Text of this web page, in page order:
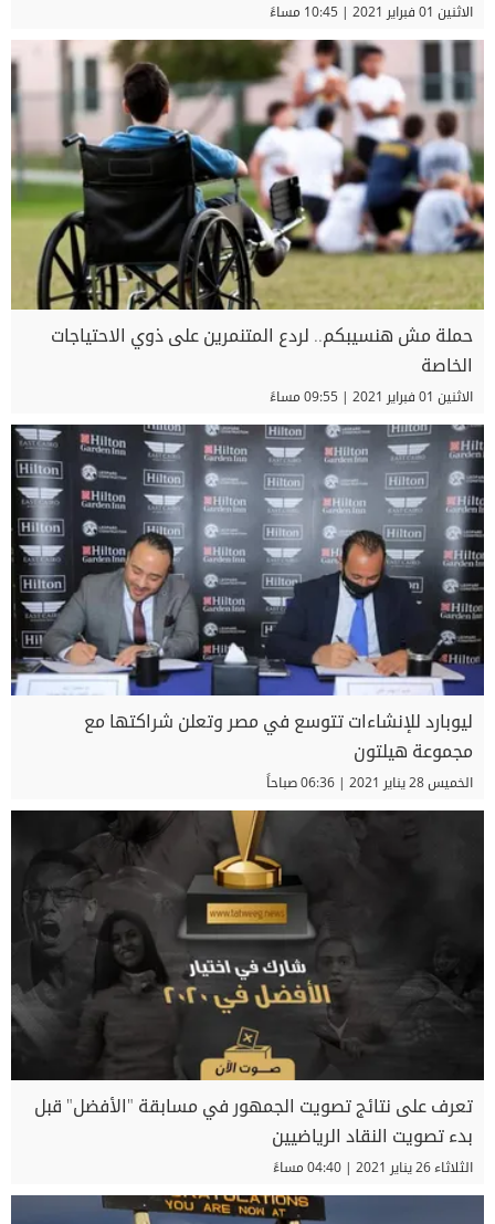
الاثنين 01 فبراير 2021 | 10:45 مساءً
حملة مش هنسيبكم.. لردع المتنمرين على ذوي الاحتياجات
الخاصة
الاثنين 01 فبراير 2021 | 09:55 مساءً
ليوبارد للإنشاءات تتوسع في مصر وتعلن شراكتها مع
مجموعة هيلتون
الخميس 28 يناير 2021 | 06:36 صباحاً
تعرف على نتائج تصويت الجمهور في مسابقة "الأفضل" قبل
بدء تصويت النقاد الرياضيين
الثلاثاء 26 يناير 2021 | 04:40 مساءً